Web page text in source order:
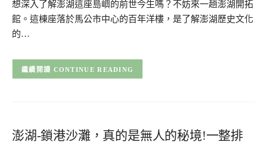
想深入了解澎湖這座島嶼的前世今生嗎？不妨來一趟澎湖開拓
館。這棟座落於馬公市中心的百年洋樓，是了解澎湖歷史文化
的…
CONTINUE READING
澎湖-鎖港沙灘，真的是無人的秘境!一整排